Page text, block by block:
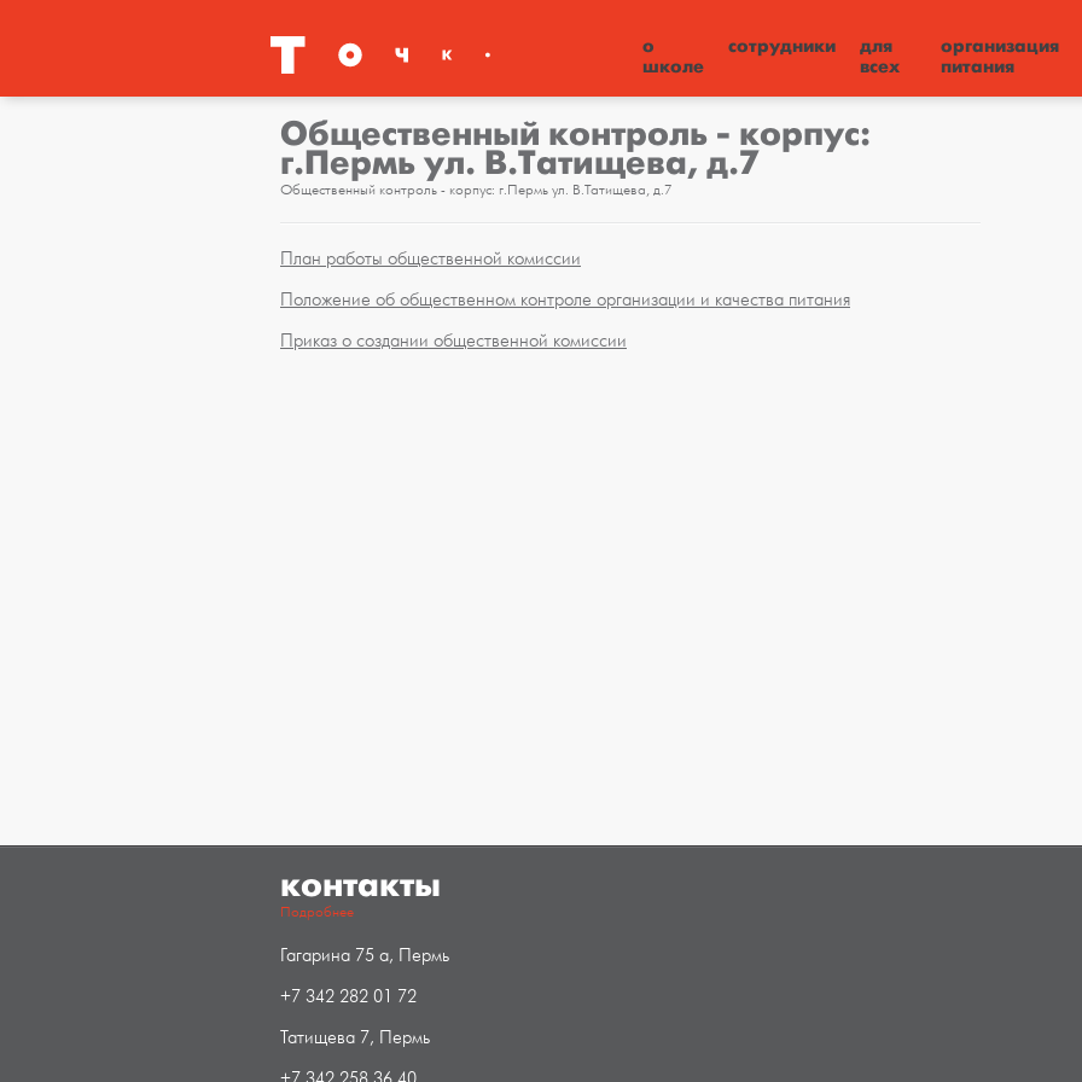
о
школе
сотрудники
для
всех
организация
питания
Общественный контроль - корпус:
г.Пермь ул. В.Татищева, д.7
Общественный контроль - корпус: г.Пермь ул. В.Татищева, д.7
План работы общественной комиссии
Положение об общественном контроле организации и качества питания
Приказ о создании общественной комиссии
контакты
Подробнее
Гагарина 75 а, Пермь
+7 342 282 01 72
Татищева 7, Пермь